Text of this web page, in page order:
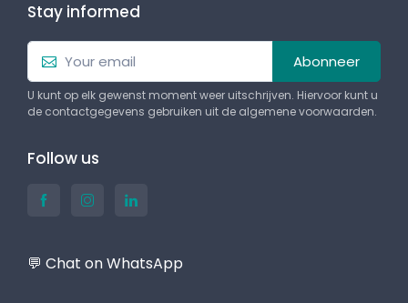
Stay informed
Abonneer
U kunt op elk gewenst moment weer uitschrijven. Hiervoor kunt u
de contactgegevens gebruiken uit de algemene voorwaarden.
Follow us
💬 Chat on WhatsApp